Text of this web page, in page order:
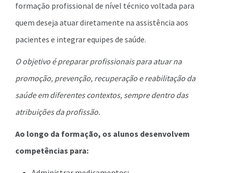
formação profissional de nível técnico voltada para
quem deseja atuar diretamente na assistência aos
pacientes e integrar equipes de saúde.
O objetivo é preparar profissionais para atuar na
promoção, prevenção, recuperação e reabilitação da
saúde em diferentes contextos, sempre dentro das
atribuições da profissão.
Ao longo da formação, os alunos desenvolvem
competências para: